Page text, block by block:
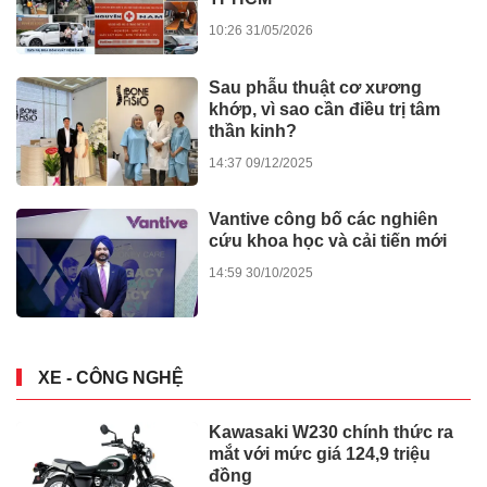
10:26 31/05/2026
Sau phẫu thuật cơ xương
khớp, vì sao cần điều trị tâm
thần kinh?
14:37 09/12/2025
Vantive công bố các nghiên
cứu khoa học và cải tiến mới
14:59 30/10/2025
XE - CÔNG NGHỆ
Kawasaki W230 chính thức ra
mắt với mức giá 124,9 triệu
đồng